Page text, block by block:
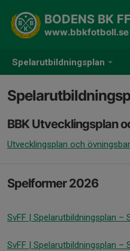
Spelarutbildningsplan
BODENS BK FF
www.bbkfotboll.se
BBK Utvecklingsplan
Utvecklingsplan och
Spelformer 2026
SvFF | Spelarutbildningsplan
SvFF | Spelarutbildningsplan